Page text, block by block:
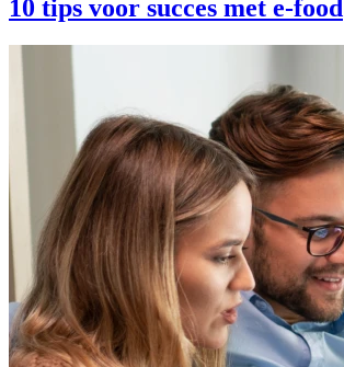
10 tips voor succes met e-food